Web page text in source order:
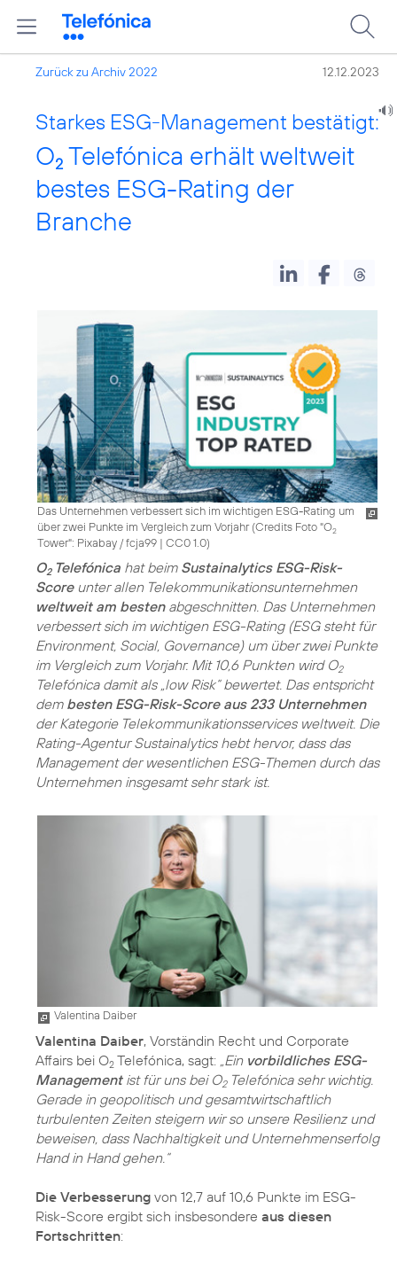
Zurück zu Archiv 2022 12.12.2023
Starkes ESG-Management bestätigt:
O2 Telefónica erhält weltweit
bestes ESG-Rating der
Branche
Das Unternehmen verbessert sich im wichtigen ESG-Rating um
über zwei Punkte im Vergleich zum Vorjahr (Credits Foto "O2
Tower": Pixabay / fcja99 | CC0 1.0)
O2Telefónica hat beim Sustainalytics ESG-Risk-
Scoreunter allen Telekommunikationsunternehmen
weltweit am bestenabgeschnitten. Das Unternehmen
verbessert sich im wichtigen ESG-Rating (ESG steht für
Environment, Social, Governance) um über zwei Punkte
im Vergleich zum Vorjahr. Mit 10,6 Punkten wird O2
Telefónica damit als „low Risk“ bewertet. Das entspricht
dem besten ESG-Risk-Score aus 233 Unternehmen
der Kategorie Telekommunikationsservices weltweit. Die
Rating-Agentur Sustainalytics hebt hervor, dass das
Management der wesentlichen ESG-Themen durch das
Unternehmen insgesamt sehr stark ist.
Valentina Daiber
Valentina Daiber, Vorständin Recht und Corporate
Affairs bei O2 Telefónica, sagt: „Ein vorbildliches ESG-
Managementist für uns bei O2Telefónica sehr wichtig.
Gerade in geopolitisch und gesamtwirtschaftlich
turbulenten Zeiten steigern wir so unsere Resilienz und
beweisen, dass Nachhaltigkeit und Unternehmenserfolg
Hand in Hand gehen.“
Die Verbesserung von 12,7 auf 10,6 Punkte im ESG-
Risk-Score ergibt sich insbesondere aus diesen
Fortschritten